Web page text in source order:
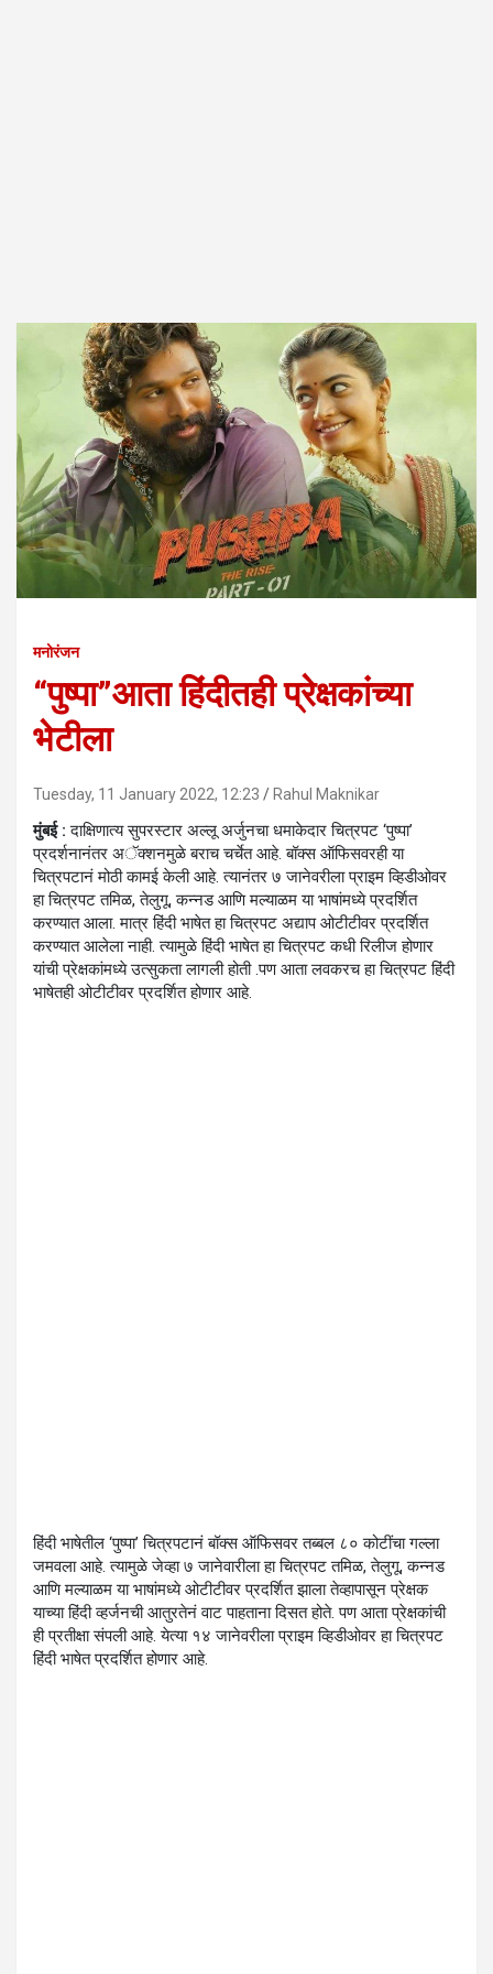
मनोरंजन
“पुष्पा”आता हिंदीतही प्रेक्षकांच्या
भेटीला
Tuesday, 11 January 2022, 12:23 Rahul Maknikar
मुंबई :दाक्षिणात्य सुपरस्टार अल्लू अर्जुनचा धमाकेदार चित्रपट ‘पुष्पा’
प्रदर्शनानंतर अॅक्शनमुळे बराच चर्चेत आहे. बॉक्स ऑफिसवरही या
चित्रपटानं मोठी कामई केली आहे. त्यानंतर ७ जानेवरीला प्राइम व्हिडीओवर
हा चित्रपट तमिळ, तेलुगू, कन्नड आणि मल्याळम या भाषांमध्ये प्रदर्शित
करण्यात आला. मात्र हिंदी भाषेत हा चित्रपट अद्याप ओटीटीवर प्रदर्शित
करण्यात आलेला नाही. त्यामुळे हिंदी भाषेत हा चित्रपट कधी रिलीज होणार
यांची प्रेक्षकांमध्ये उत्सुकता लागली होती .पण आता लवकरच हा चित्रपट हिंदी
भाषेतही ओटीटीवर प्रदर्शित होणार आहे.
हिंदी भाषेतील ‘पुष्पा’ चित्रपटानं बॉक्स ऑफिसवर तब्बल ८० कोटींचा गल्ला
जमवला आहे. त्यामुळे जेव्हा ७ जानेवारीला हा चित्रपट तमिळ, तेलुगू, कन्नड
आणि मल्याळम या भाषांमध्ये ओटीटीवर प्रदर्शित झाला तेव्हापासून प्रेक्षक
याच्या हिंदी व्हर्जनची आतुरतेनं वाट पाहताना दिसत होते. पण आता प्रेक्षकांची
ही प्रतीक्षा संपली आहे. येत्या १४ जानेवरीला प्राइम व्हिडीओवर हा चित्रपट
हिंदी भाषेत प्रदर्शित होणार आहे.